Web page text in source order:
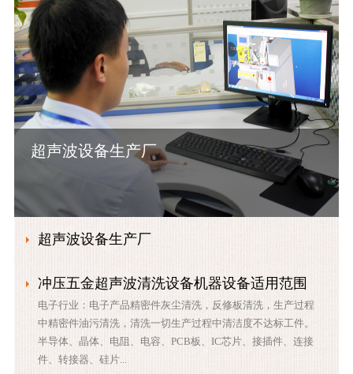
超声波设备生产厂
超声波设备生产厂
冲压五金超声波清洗设备机器设备适用范围
电子行业：电子产品精密件灰尘清洗，反修板清洗，生产过程
中精密件油污清洗，清洗一切生产过程中清洁度不达标工件。
半导体、晶体、电阻、电容、PCB板、IC芯片、接插件、连接
件、转接器、硅片...